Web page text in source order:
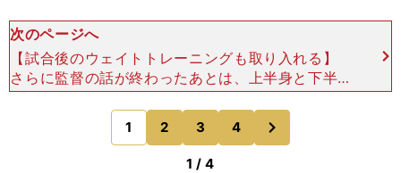
次のページへ
【試合後のウェイトトレーニングも取り入れる】
さらに監督の話が終わったあとは、上半身と下半身
のウェイトトレーニングも行なっている。それも今
季から取り入れ始めた新たな試みだ。 もちろん試
合後のため、
1 2 3 4
のページへ
1 / 4